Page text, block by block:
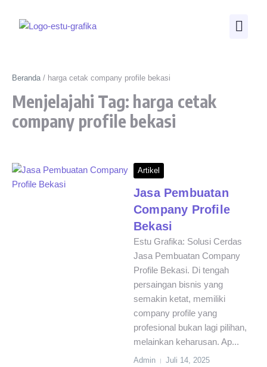
Beranda / harga cetak company profile bekasi
Menjelajahi Tag: harga cetak
company profile bekasi
Artikel
Jasa Pembuatan
Company Profile
Bekasi
Estu Grafika: Solusi Cerdas
Jasa Pembuatan Company
Profile Bekasi. Di tengah
persaingan bisnis yang
semakin ketat, memiliki
company profile yang
profesional bukan lagi pilihan,
melainkan keharusan. Ap...
Admin Juli 14, 2025